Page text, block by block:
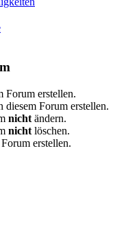
Forum erstellen.
Forum erstellen.
nicht ändern.
nicht löschen.
erstellen.